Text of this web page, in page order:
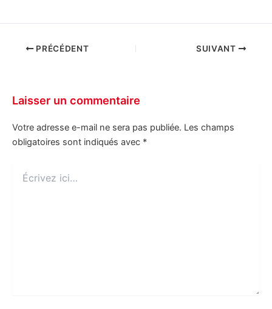
PRÉCÉDENT SUIVANT
Laisser un commentaire
Votre adresse e-mail ne sera pas publiée. Les champs
obligatoires sont indiqués avec *
ici…